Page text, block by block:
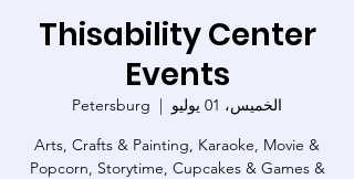
Thisability Center
Events
الخميس، 01 يوليو
  |
Petersburg
Arts, Crafts & Painting, Karaoke, Movie &
Popcorn, Storytime, Cupcakes & Games &